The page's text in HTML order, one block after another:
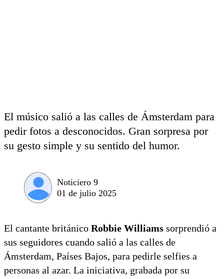
El músico salió a las calles de Ámsterdam para
pedir fotos a desconocidos. Gran sorpresa por
su gesto simple y su sentido del humor.
Noticiero 9
01 de julio 2025
El cantante británico Robbie Williams sorprendió a
sus seguidores cuando salió a las calles de
Ámsterdam, Países Bajos, para pedirle selfies a
personas al azar. La iniciativa, grabada por su